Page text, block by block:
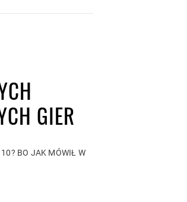
GIER
BO JAK MÓWIŁ W